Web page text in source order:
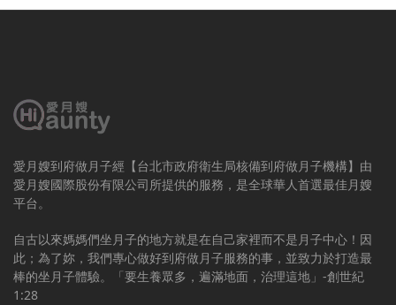
愛月嫂到府做月子經【台北市政府衛生局核備到府做月子機構】由
愛月嫂國際股份有限公司所提供的服務，是全球華人首選最佳月嫂
平台。
自古以來媽媽們坐月子的地方就是在自己家裡而不是月子中心！因
此；為了妳，我們專心做好到府做月子服務的事，並致力於打造最
棒的坐月子體驗。「要生養眾多，遍滿地面，治理這地」-創世紀
1:28